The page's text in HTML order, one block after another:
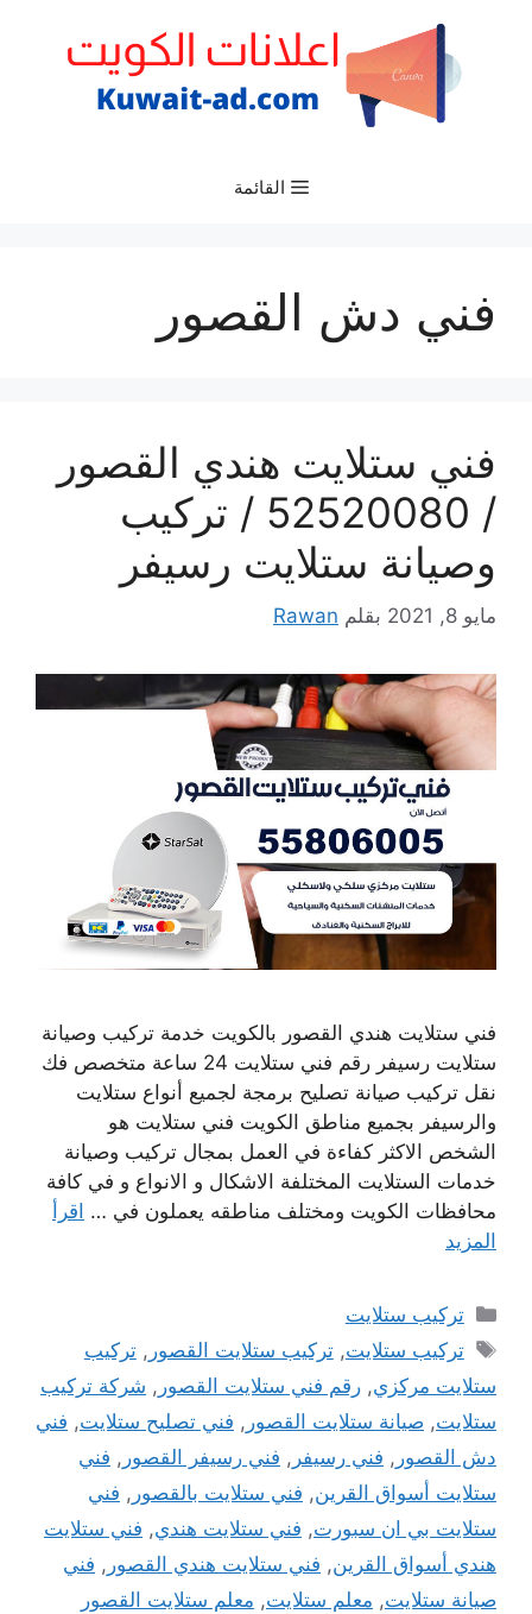
القائمة
فني دش القصور
فني ستلايت هندي القصور
/ 52520080 / تركيب
وصيانة ستلايت رسيفر
مايو 8, 2021 بقلم Rawan
فني ستلايت هندي القصور بالكويت خدمة تركيب وصيانة
ستلايت رسيفر رقم فني ستلايت 24 ساعة متخصص فك
نقل تركيب صيانة تصليح برمجة لجميع أنواع ستلايت
والرسيفر بجميع مناطق الكويت فني ستلايت هو
الشخص الاكثر كفاءة في العمل بمجال تركيب وصيانة
خدمات الستلايت المختلفة الاشكال و الانواع و في كافة
محافظات الكويت ومختلف مناطقه يعملون في … اقرأ
المزيد
التصنيفات
تركيب ستلايت
الوسوم
تركيب ستلايت,تركيب ستلايت القصور ,تركيب
ستلايت مركزي, رقم فني ستلايت القصور , شركة تركيب
ستلايت, صيانة ستلايت القصور , فني تصليح ستلايت, فني
دش القصور , فني رسيفر , فني رسيفر القصور , فني
ستلايت أسواق القرين, فني ستلايت بالقصور , فني
ستلايت بي ان سبورت, فني ستلايت هندي, فني ستلايت
هندي أسواق القرين, فني ستلايت هندي القصور , فني
صيانة ستلايت, معلم ستلايت, معلم ستلايت القصور